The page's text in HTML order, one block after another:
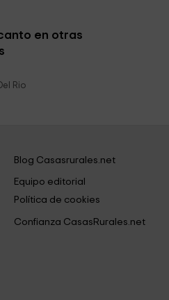
en otras
Rio
Blog Casasrurales.net
Equipo editorial
Política de cookies
Confianza CasasRurales.net